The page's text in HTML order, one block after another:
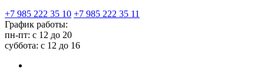
+7 985 222 35 10 +7 985 222 35 11
График работы:
пн-пт: с 12 до 20
суббота: c 12 до 16